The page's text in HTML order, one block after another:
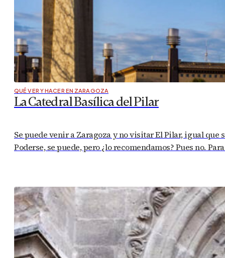
QUÉ VER Y HACER EN ZARAGOZA
La Catedral Basílica del Pilar
Se puede venir a Zaragoza y no visitar El Pilar, igual que
Poderse, se puede, pero ¿lo recomendamos? Pues no.